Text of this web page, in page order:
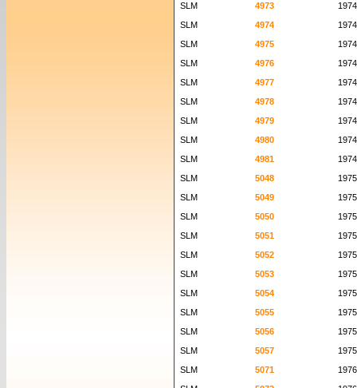
SLM
4973
1974
SLM
4974
1974
SLM
4975
1974
SLM
4976
1974
SLM
4977
1974
SLM
4978
1974
SLM
4979
1974
SLM
4980
1974
SLM
4981
1974
SLM
5048
1975
SLM
5049
1975
SLM
5050
1975
SLM
5051
1975
SLM
5052
1975
SLM
5053
1975
SLM
5054
1975
SLM
5055
1975
SLM
5056
1975
SLM
5057
1975
SLM
5071
1976